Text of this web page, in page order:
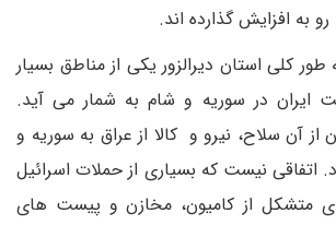
طور کلی استان دیرالزور یکی از مناطق بسیار
ایران در سوریه و شام به شمار می آید.
آن سلاح، نیرو و کالا از عراق به سوریه و
اتفاقی نیست که بسیاری از حملات اسرائیل
متشکل از کامیون، مخازن و پیست های